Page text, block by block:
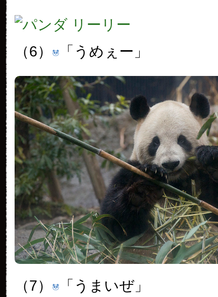
（6） 「うめぇー」
（7） 「うまいぜ」